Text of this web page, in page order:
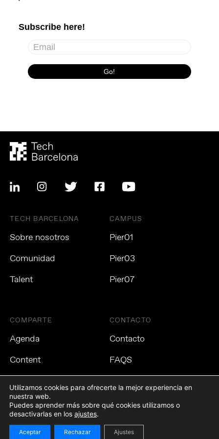
TECH BARCELONA
Sobre nosotros
Comunidad
Talent
CAMPUS
Pier01
Pier03
Pier07
COMPARTE
Agenda
Content
CONTACTO
Contacto
FAQS
Política de privacidad Política de cookies Aviso Legal
©2021 Tech Barcelona. Todos los derechos reservados.
Utilizamos cookies para ofrecerte la mejor experiencia en
nuestra web.
Puedes aprender más sobre qué cookies utilizamos o
desactivarlas en los ajustes.
Aceptar Rechazar Ajustes